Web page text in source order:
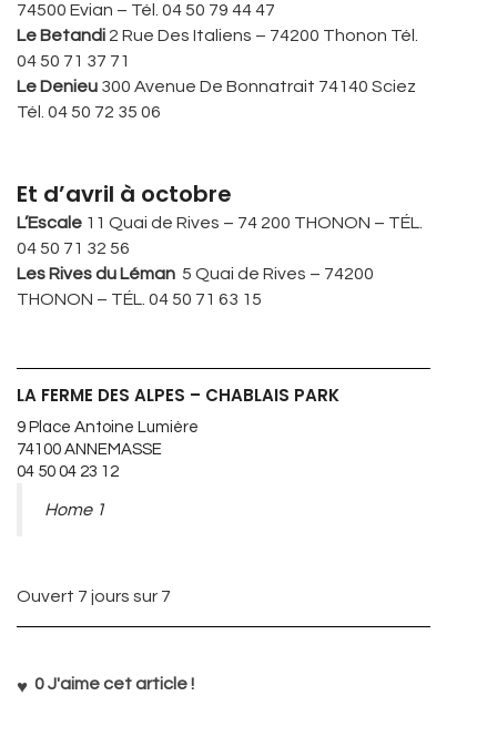
74500 Evian – Tél. 04 50 79 44 47
Le Betandi 2 Rue Des Italiens – 74200 Thonon Tél.
04 50 71 37 71
Le Denieu 300 Avenue De Bonnatrait 74140 Sciez
Tél. 04 50 72 35 06
Et d’avril à octobre
L’Escale 11 Quai de Rives – 74 200 THONON – TÉL.
04 50 71 32 56
Les Rives du Léman 5 Quai de Rives – 74200
THONON – TÉL. 04 50 71 63 15
LA FERME DES ALPES – CHABLAIS PARK
9 Place Antoine Lumière
74100 ANNEMASSE
04 50 04 23 12
Home 1
Ouvert 7 jours sur 7
0J'aime cet article !